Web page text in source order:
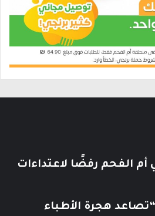
الفحم رفضًا لاعتداءات
هجرة الأطباء